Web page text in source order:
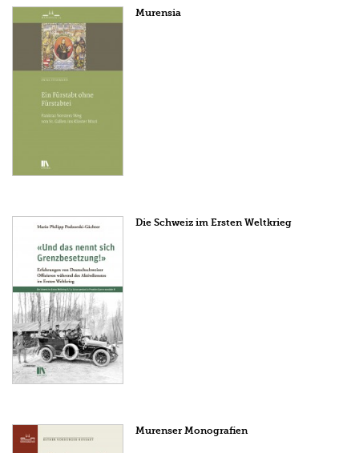
Murensia
Die Schweiz im Ersten Weltkrieg
Murenser Monografien